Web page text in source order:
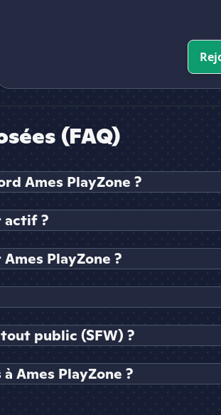
(FAQ)
Ames PlayZone ?
actif ?
PlayZone ?
public (SFW) ?
Ames PlayZone ?